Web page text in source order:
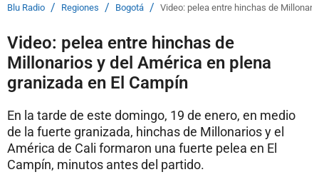
Blu Radio / Regiones / Bogotá / Video: pelea entre hinchas de
Video: pelea entre hinchas de
Millonarios y del América en plena
granizada en El Campín
En la tarde de este domingo, 19 de enero, en medio
de la fuerte granizada, hinchas de Millonarios y el
América de Cali formaron una fuerte pelea en El
Campín, minutos antes del partido.